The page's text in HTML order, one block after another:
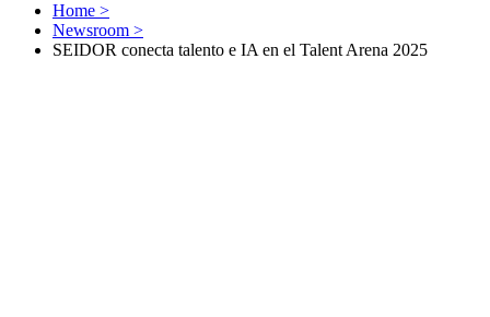
Home >
Newsroom >
SEIDOR conecta talento e IA en el Talent Arena 2025